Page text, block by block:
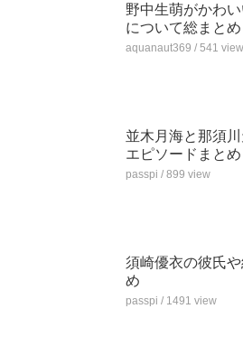
野中生萌がかわ
について総まとめ
aquanaut369 / 541 view
並木月海と那須
エピソードまとめ
passpi / 899 view
須崎優衣の彼氏
め
passpi / 1491 view